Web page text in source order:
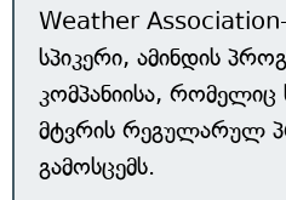
Weather Association-
სპიკერი, ამინდის
კომპანიისა, რომელიც
მტვრის რეგულარულ
გამოსცემს.